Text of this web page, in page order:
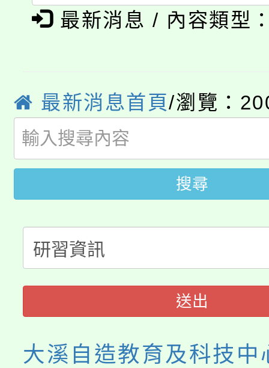
程
「本色祭」8/29、30在
局官網。
8月14至27日，桃園電
開!
115年桃園市運動會8/
田徑場及游泳池舉行。
桃園市低收入戶享有免
視費優惠，中低收入戶
半價優惠，詳情可洽有
者。
大園自造教育及科技
份教師增能研習
大溪自造教育及科技中
份教師研習
淨零綠生活教案入校路
會
115年食農教育專業人
程
最新消息 / 內容類型
最新消息首頁/瀏覽：
搜尋
送出
大溪自造教育及科技